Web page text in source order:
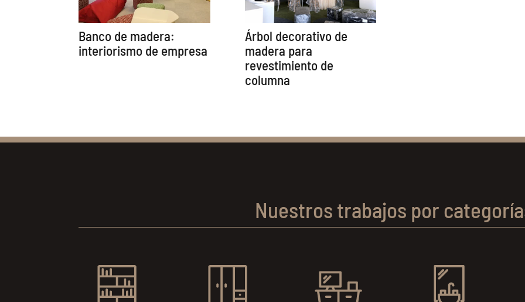
Banco de madera:
interiorismo de empresa
Árbol decorativo de
madera para
revestimiento de
columna
Nuestros trabajos por